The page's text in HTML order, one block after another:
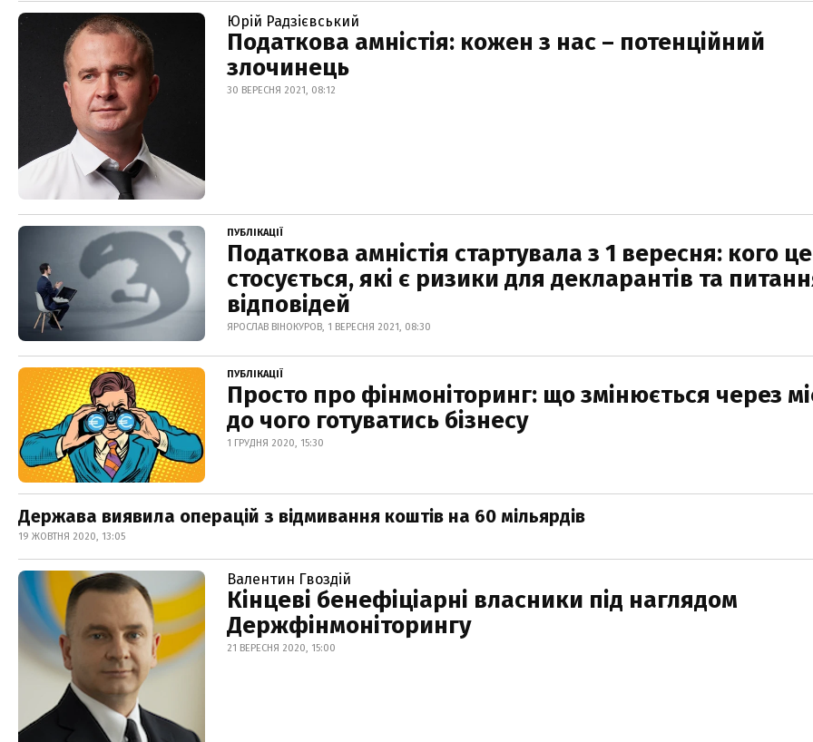
Юрій Радзієвський
Податкова амністія: кожен з нас – потенційний
злочинець
30 ВЕРЕСНЯ 2021, 08:12
ПУБЛІКАЦІЇ
Податкова амністія стартувала з 1 вересня: кого це
стосується, які є ризики для декларантів та
відповідей
ЯРОСЛАВ ВІНОКУРОВ, 1 ВЕРЕСНЯ 2021, 08:30
ПУБЛІКАЦІЇ
Просто про фінмоніторинг: що змінюється через
до чого готуватись бізнесу
1 ГРУДНЯ 2020, 15:30
Держава виявила операцій з відмивання коштів на 60 мільярдів
19 ЖОВТНЯ 2020, 13:05
Валентин Гвоздій
Кінцеві бенефіціарні власники під наглядом
Держфінмоніторингу
21 ВЕРЕСНЯ 2020, 15:00